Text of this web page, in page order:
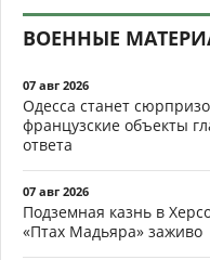
ВОЕННЫЕ
07 авг 2026
Одесса станет
французские объекты
ответа
07 авг 2026
Подземная казнь в
«Птах Мадьяра» заживо